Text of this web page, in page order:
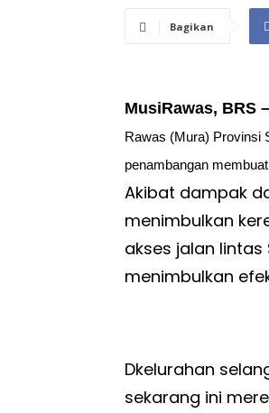
Bagikan
MusiRawas, BRS –
Rawas (Mura) Provinsi
penambangan
Akibat dampak
menimbulkan
akses jalan
menimbulkan
Dkelurahan
sekarang ini